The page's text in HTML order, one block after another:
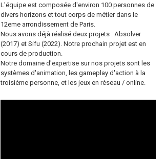
L'équipe est composée d'environ 100 personnes de
divers horizons et tout corps de métier dans le
12eme arrondissement de Paris.
Nous avons déjà réalisé deux projets : Absolver
(2017) et Sifu (2022). Notre prochain projet est en
cours de production.
Notre domaine d'expertise sur nos projets sont les
systèmes d'animation, les gameplay d'action à la
troisième personne, et les jeux en réseau / online.